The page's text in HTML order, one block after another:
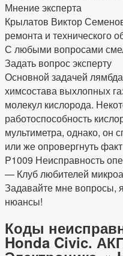
Мнение эксперта
Крылатов Виктор
ремонта и технического
С любыми вопросами
Задать вопрос эксперту
Основной задачей
химсостава выхлопных
молекул кислорода.
работоспособность
мультиметра, однако, он
или же опровергнуть
P1009 Неисправность
— Клуб любителей
Задавайте мне вопросы,
нюансы!
Коды
Honda Civic.